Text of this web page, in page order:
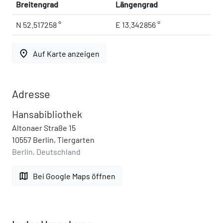
Breitengrad Längengrad
N 52.517258 ° E 13.342856 °
place Auf Karte anzeigen
Adresse
Hansabibliothek
Altonaer Straße 15
10557 Berlin, Tiergarten
Berlin, Deutschland
map Bei Google Maps öffnen